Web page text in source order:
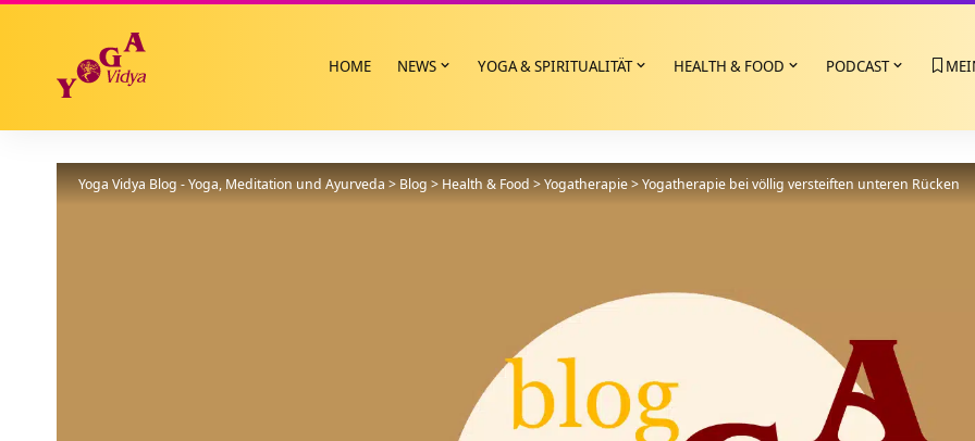
HOME NEWS YOGA & SPIRITUALITÄT HEALTH & FOOD PODCAST
Yoga Vidya Blog - Yoga, Meditation und Ayurveda>Blog>Health & Food>Yogatherapie>Yogatherapie bei völlig versteiften unteren Rücken